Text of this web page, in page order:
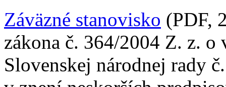
Záväzné stanovisko (PDF,
zákona č. 364/2004 Z. z. o
Slovenskej národnej rady